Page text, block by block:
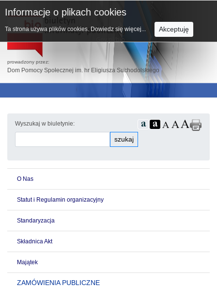
prowadzony przez:
Dom Pomocy Społecznej im. hr Eligiusza Suchodolskiego
Wyszukaj w biuletynie:
szukaj
O Nas
Statut i Regulamin organizacyjny
Standaryzacja
Składnica Akt
Majątek
ZAMÓWIENIA PUBLICZNE
Informacje o plikach cookies
Ta strona używa plików cookies. Dowiedz się więcej... Akceptuję